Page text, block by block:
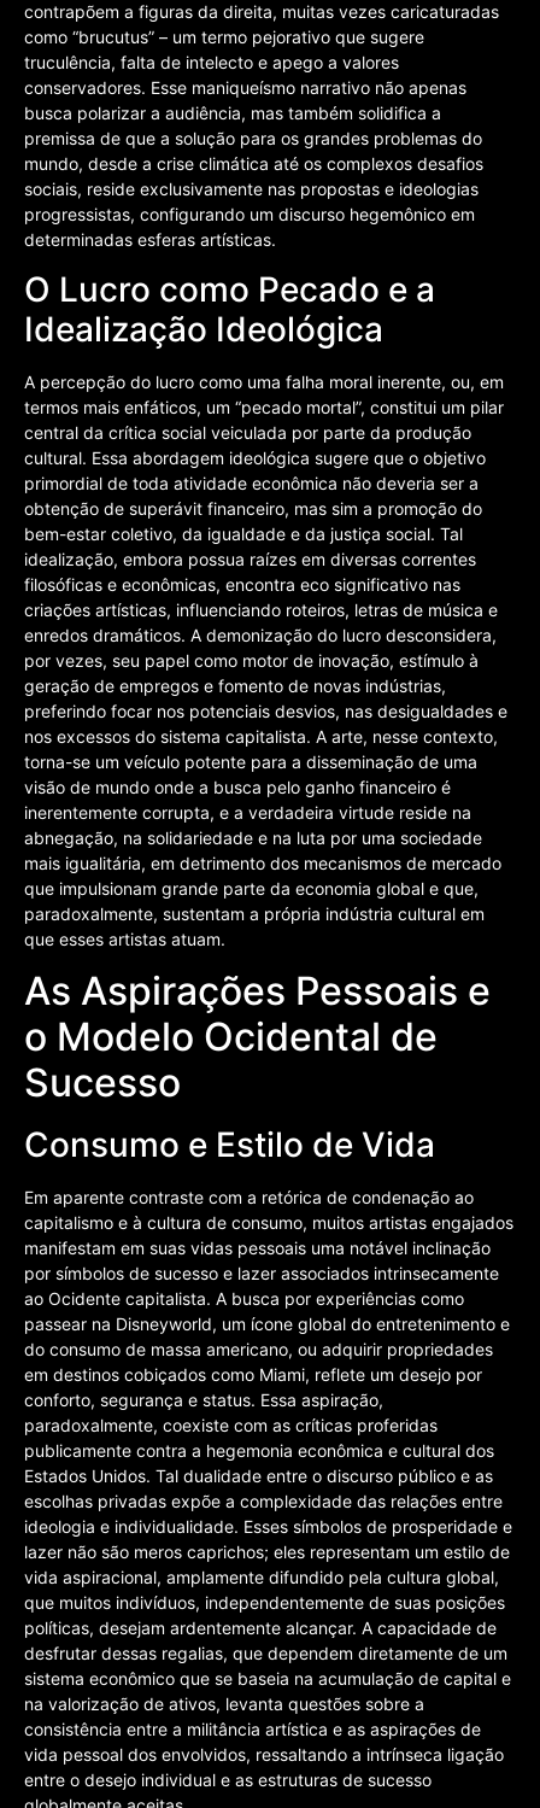
contrapõem a figuras da direita, muitas vezes caricaturadas
como “brucutus” – um termo pejorativo que sugere
truculência, falta de intelecto e apego a valores
conservadores. Esse maniqueísmo narrativo não apenas
busca polarizar a audiência, mas também solidifica a
premissa de que a solução para os grandes problemas do
mundo, desde a crise climática até os complexos desafios
sociais, reside exclusivamente nas propostas e ideologias
progressistas, configurando um discurso hegemônico em
determinadas esferas artísticas.
O Lucro como Pecado e a
Idealização Ideológica
A percepção do lucro como uma falha moral inerente, ou, em
termos mais enfáticos, um “pecado mortal”, constitui um pilar
central da crítica social veiculada por parte da produção
cultural. Essa abordagem ideológica sugere que o objetivo
primordial de toda atividade econômica não deveria ser a
obtenção de superávit financeiro, mas sim a promoção do
bem-estar coletivo, da igualdade e da justiça social. Tal
idealização, embora possua raízes em diversas correntes
filosóficas e econômicas, encontra eco significativo nas
criações artísticas, influenciando roteiros, letras de música e
enredos dramáticos. A demonização do lucro desconsidera,
por vezes, seu papel como motor de inovação, estímulo à
geração de empregos e fomento de novas indústrias,
preferindo focar nos potenciais desvios, nas desigualdades e
nos excessos do sistema capitalista. A arte, nesse contexto,
torna-se um veículo potente para a disseminação de uma
visão de mundo onde a busca pelo ganho financeiro é
inerentemente corrupta, e a verdadeira virtude reside na
abnegação, na solidariedade e na luta por uma sociedade
mais igualitária, em detrimento dos mecanismos de mercado
que impulsionam grande parte da economia global e que,
paradoxalmente, sustentam a própria indústria cultural em
que esses artistas atuam.
As Aspirações Pessoais e
o Modelo Ocidental de
Sucesso
Consumo e Estilo de Vida
Em aparente contraste com a retórica de condenação ao
capitalismo e à cultura de consumo, muitos artistas engajados
manifestam em suas vidas pessoais uma notável inclinação
por símbolos de sucesso e lazer associados intrinsecamente
ao Ocidente capitalista. A busca por experiências como
passear na Disneyworld, um ícone global do entretenimento e
do consumo de massa americano, ou adquirir propriedades
em destinos cobiçados como Miami, reflete um desejo por
conforto, segurança e status. Essa aspiração,
paradoxalmente, coexiste com as críticas proferidas
publicamente contra a hegemonia econômica e cultural dos
Estados Unidos. Tal dualidade entre o discurso público e as
escolhas privadas expõe a complexidade das relações entre
ideologia e individualidade. Esses símbolos de prosperidade e
lazer não são meros caprichos; eles representam um estilo de
vida aspiracional, amplamente difundido pela cultura global,
que muitos indivíduos, independentemente de suas posições
políticas, desejam ardentemente alcançar. A capacidade de
desfrutar dessas regalias, que dependem diretamente de um
sistema econômico que se baseia na acumulação de capital e
na valorização de ativos, levanta questões sobre a
consistência entre a militância artística e as aspirações de
vida pessoal dos envolvidos, ressaltando a intrínseca ligação
entre o desejo individual e as estruturas de sucesso